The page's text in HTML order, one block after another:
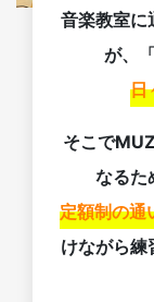
音楽教室に
が、「
日
そこで
なるた
定額制の通
けながら練